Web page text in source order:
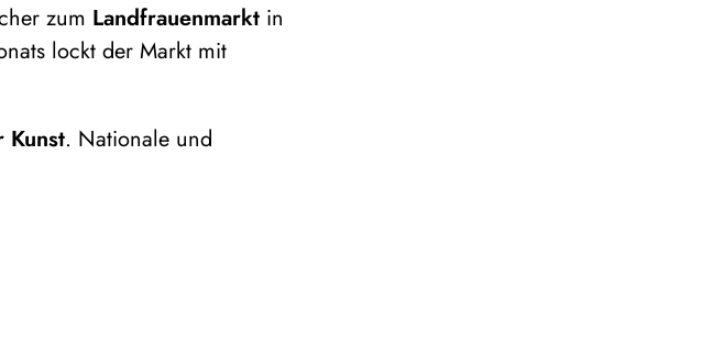
zum Landfrauenmarkt in
lockt der Markt mit
Kunst. Nationale und